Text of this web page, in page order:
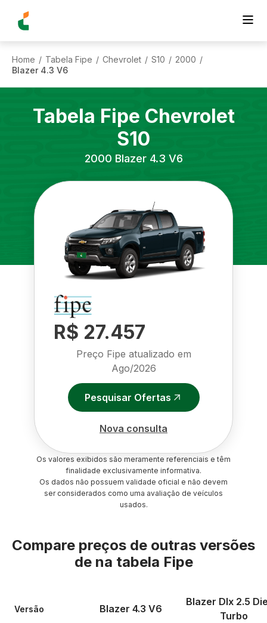
Home / Tabela Fipe / Chevrolet / S10 / 2000 /
Blazer 4.3 V6
Tabela Fipe Chevrolet
S10
2000 Blazer 4.3 V6
R$ 27.457
Preço Fipe atualizado em
Ago/2026
Pesquisar Ofertas
Nova consulta
Os valores exibidos são meramente referenciais e têm
finalidade exclusivamente informativa.
Os dados não possuem validade oficial e não devem
ser considerados como uma avaliação de veículos
usados.
Compare preços de outras versões
de na tabela Fipe
Versão Blazer 4.3 V6
Blazer Dlx 2.5
Turbo